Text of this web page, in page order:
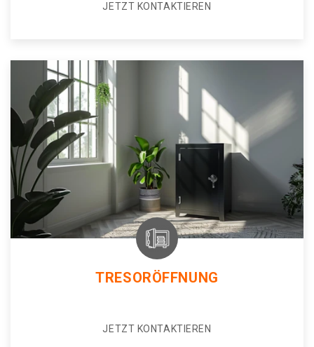
JETZT KONTAKTIEREN
TRESORÖFFNUNG
JETZT KONTAKTIEREN